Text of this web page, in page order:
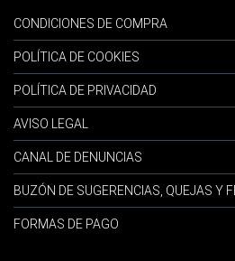
CONDICIONES DE COMPRA
POLÍTICA DE COOKIES
POLÍTICA DE PRIVACIDAD
AVISO LEGAL
CANAL DE DENUNCIAS
BUZÓN DE SUGERENCIAS, QUEJAS Y
FORMAS DE PAGO